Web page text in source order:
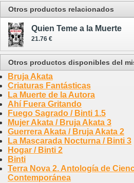
Otros productos relacionados
Quien Teme a la Muerte
21.76 €
Otros productos disponibles del
Bruja Akata
Criaturas Fantásticas
La Muerte de la Autora
Ahí Fuera Gritando
Fuego Sagrado / Binti 1.5
Mujer Akata / Bruja Akata 3
Guerrera Akata / Bruja Akata 2
La Mascarada Nocturna / Binti 3
Hogar / Binti 2
Binti
Terra Nova 2. Antología de
Contemporánea